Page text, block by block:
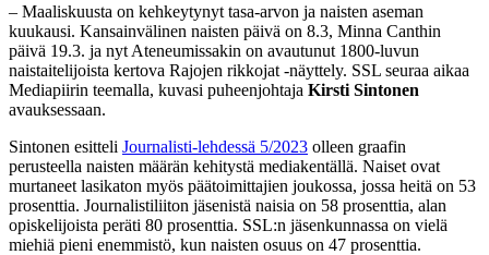
– Maaliskuusta on kehkeytynyt tasa-arvon ja naisten aseman
kuukausi. Kansainvälinen naisten päivä on 8.3, Minna Canthin
päivä 19.3. ja nyt Ateneumissakin on avautunut 1800-luvun
naistaitelijoista kertova Rajojen rikkojat -näyttely. SSL seuraa aikaa
Mediapiirin teemalla, kuvasi puheenjohtaja Kirsti Sintonen
avauksessaan.
Sintonen esitteli Journalisti-lehdessä 5/2023 olleen graafin
perusteella naisten määrän kehitystä mediakentällä. Naiset ovat
murtaneet lasikaton myös päätoimittajien joukossa, jossa heitä on 53
prosenttia. Journalistiliiton jäsenistä naisia on 58 prosenttia, alan
opiskelijoista peräti 80 prosenttia. SSL:n jäsenkunnassa on vielä
miehiä pieni enemmistö, kun naisten osuus on 47 prosenttia.